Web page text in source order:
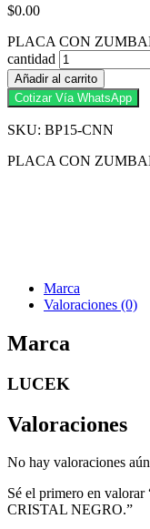
$0.00
PLACA CON
cantidad
Añadir al carrito
Cotizar Vía WhatsApp
SKU: BP15-CNN
PLACA CON
Marca
Valoraciones (0)
Marca
LUCEK
Valoraciones
No hay valoraciones
Sé el primero en
CRISTAL NEGRO.”